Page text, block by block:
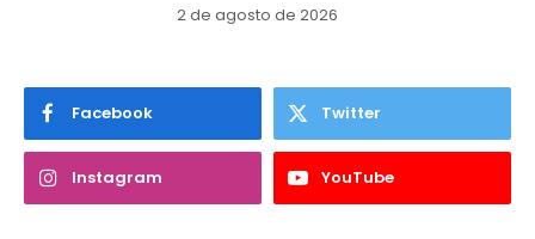
2 de agosto de 2026
Facebook Twitter
Instagram YouTube